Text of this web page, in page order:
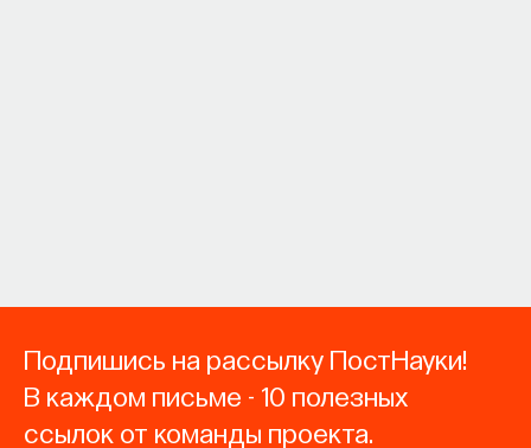
Подпишись на рассылку ПостНауки!
В каждом письме - 10 полезных
ссылок от команды проекта.